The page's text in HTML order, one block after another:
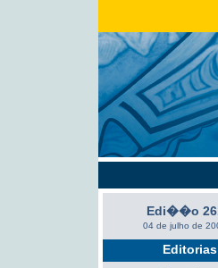
Edi��o
04 de julho de
Editorias